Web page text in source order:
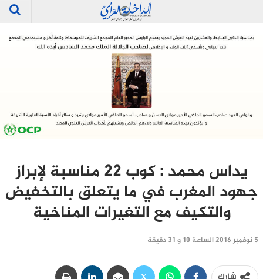
يداس محمد : كوب 22 مناسبة لإبراز
جهود المغرب في ما يتعلق بالتخفيض
والتكيف مع التغيرات المناخية
5 نوفمبر 2016 الساعة 10 و 31 دقيقة